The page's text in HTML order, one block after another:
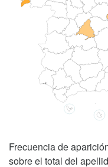
Frecuencia de
sobre el total del